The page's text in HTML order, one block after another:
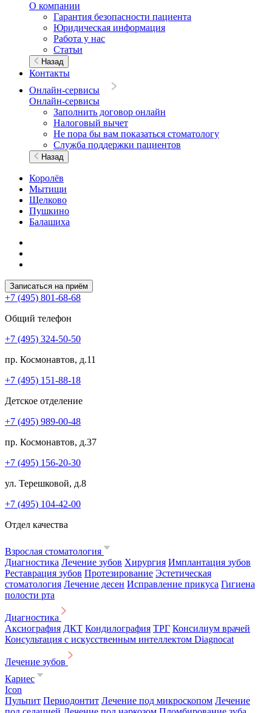
О компании
Гарантия безопасности пациента
Юридическая информация
Работа у нас
Статьи
Назад
Контакты
Онлайн-сервисы
Онлайн-сервисы
Заполнить договор онлайн
Налоговый вычет
Не пора бы вам показаться стоматологу
Служба поддержки пациентов
Назад
Королёв
Мытищи
Щелково
Пушкино
Балашиха
Записаться на приём
+7 (495) 801-68-68
Общий телефон
+7 (495) 324-50-50
пр. Космонавтов, д.11
+7 (495) 151-88-18
Детское отделение
+7 (495) 989-00-48
пр. Космонавтов, д.37
+7 (495) 156-20-30
ул. Терешковой, д.8
+7 (495) 104-42-00
Отдел качества
Взрослая стоматология
Диагностика Лечение зубов Хирургия Имплантация зубов
Реставрация зубов Протезирование Эстетическая
стоматология Лечение десен Исправление прикуса Гигиена
полости рта
Диагностика
Аксиография ДКТ Кондилография ТРГ Консилиум врачей
Консультация с искусственным интеллектом Diagnocat
Лечение зубов
Кариес
Icon
Пульпит Периодонтит Лечение под микроскопом Лечение